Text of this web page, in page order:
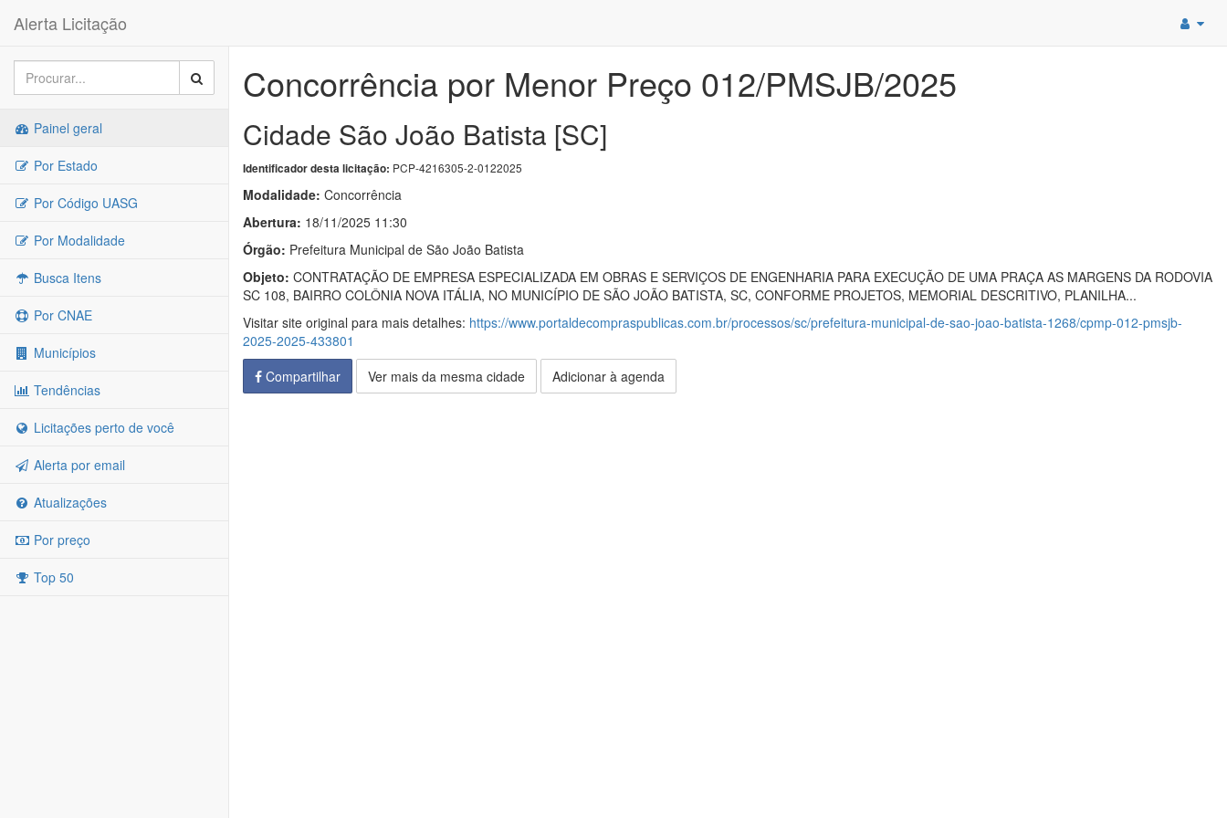
Alerta Licitação
Painel geral
Por Estado
Por Código UASG
Por Modalidade
Busca Itens
Por CNAE
Municípios
Tendências
Licitações perto de você
Alerta por email
Atualizações
Por preço
Top 50
Concorrência por Menor Preço 012/PMSJB/2025
Cidade São João Batista [SC]
Identificador desta licitação: PCP-4216305-2-0122025
Modalidade: Concorrência
Abertura: 18/11/2025 11:30
Órgão: Prefeitura Municipal de São João Batista
Objeto: CONTRATAÇÃO DE EMPRESA ESPECIALIZADA EM OBRAS E SERVIÇOS DE ENGENHARIA PARA EXECUÇÃO DE UMA PRAÇA AS MARGENS DA RODOVIA
SC 108, BAIRRO COLÔNIA NOVA ITÁLIA, NO MUNICÍPIO DE SÃO JOÃO BATISTA, SC, CONFORME PROJETOS, MEMORIAL DESCRITIVO, PLANILHA...
Visitar site original para mais detalhes: https://www.portaldecompraspublicas.com.br/processos/sc/prefeitura-municipal-de-sao-joao-batista-1268/cpmp-012-pmsjb-
2025-2025-433801
Compartilhar
Ver mais da mesma cidade Adicionar à agenda